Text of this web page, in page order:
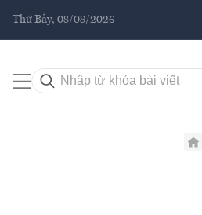
Thứ Bảy, 08/08/2026